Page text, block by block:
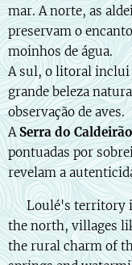
mar. A norte, as
preservam o
moinhos de água.
A sul, o litoral inclui
grande beleza
observação de aves.
ASerra do Caldeirão
pontuadas por
revelam a
🇬🇧 Loulé's territory
the north, villages
the rural charm of